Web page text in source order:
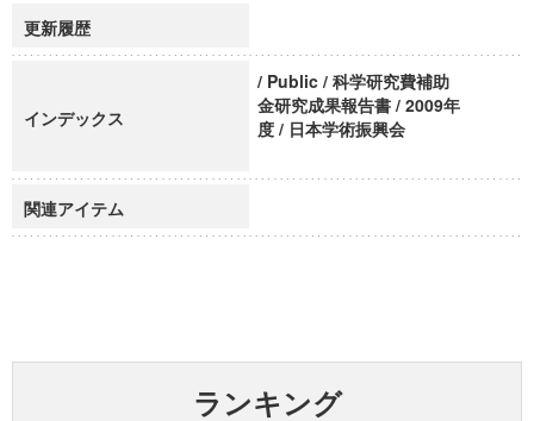
更新履歴
インデックス
/ Public / 科学研究費補助
金研究成果報告書 / 2009年
度 / 日本学術振興会
関連アイテム
ランキング